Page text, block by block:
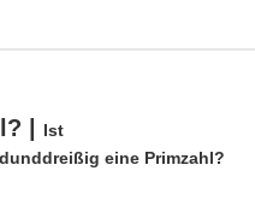
|
Ist
eine Primzahl?